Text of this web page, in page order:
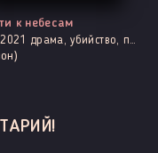
к небесам
2021 драма, убийство, повседневность, смерть